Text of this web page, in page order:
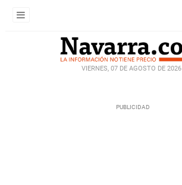
VIERNES, 07 DE AGOSTO DE 2026